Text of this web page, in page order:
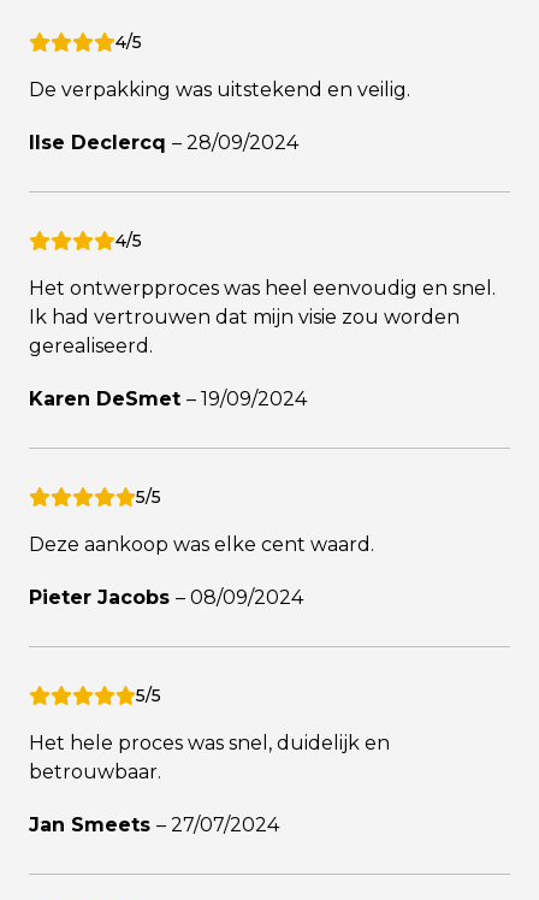
4/5
De verpakking was uitstekend en veilig.
Ilse Declercq – 28/09/2024
4/5
Het ontwerpproces was heel eenvoudig en snel.
Ik had vertrouwen dat mijn visie zou worden
gerealiseerd.
Karen DeSmet – 19/09/2024
5/5
Deze aankoop was elke cent waard.
Pieter Jacobs – 08/09/2024
5/5
Het hele proces was snel, duidelijk en
betrouwbaar.
Jan Smeets – 27/07/2024